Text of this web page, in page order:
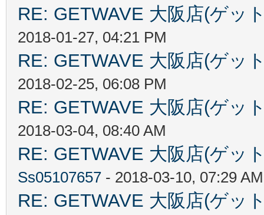
RE: GETWAVE 大阪店(ゲッ
2018-01-27, 04:21 PM
RE: GETWAVE 大阪店(ゲッ
2018-02-25, 06:08 PM
RE: GETWAVE 大阪店(ゲッ
2018-03-04, 08:40 AM
RE: GETWAVE 大阪店(ゲッ
Ss05107657 - 2018-03-10, 07:29 AM
RE: GETWAVE 大阪店(ゲッ